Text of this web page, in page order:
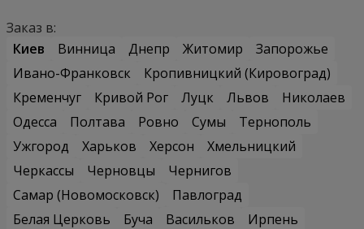
Заказ в:
Киев
Винница Днепр Житомир
Запорожье
Ивано-Франковск
Кропивницкий (Кировоград)
Кременчуг
Кривой Рог Луцк Львов
Николаев
Одесса
Полтава Ровно Сумы
Тернополь
Ужгород
Харьков Херсон
Хмельницкий
Черкассы
Черновцы
Чернигов
Самар (Новомосковск)
Павлоград
Белая Церковь
Буча Васильков
Ирпень